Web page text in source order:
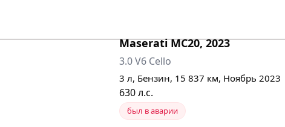
Maserati MC20, 2023
3.0 V6 Cello
3 л, Бензин, 15 837 км, Ноябрь 2023
630л.с.
был в аварии